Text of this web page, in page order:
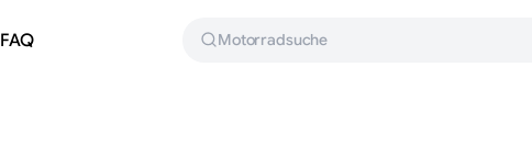
FAQ Motorradsuche